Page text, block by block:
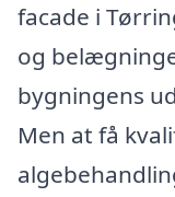
facade i
og
bygningens
Men at få